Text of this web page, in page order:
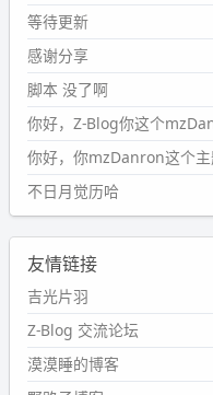
#PubWord
条嘟？？？？
wdssmq
2024-09-15 10:32:07
#PubWordVSCode 内
一直是个痛点，一般都
了。。
wdssmq
2024-09-11 08:45:43
#PubWord
然后天凉了，为了应对踢
会略窄。。
wdssmq
2024-09-09 19:43:00
等待更新
感谢分享
脚本 没了啊
不日月觉历哈
友情链接
吉光片羽
Z-Blog 交流论坛
漠漠睡的博客